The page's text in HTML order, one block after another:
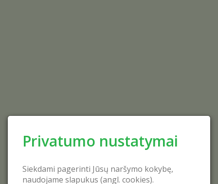
Privatumo nustatymai
Siekdami pagerinti Jūsų naršymo kokybę,
naudojame slapukus (angl. cookies).